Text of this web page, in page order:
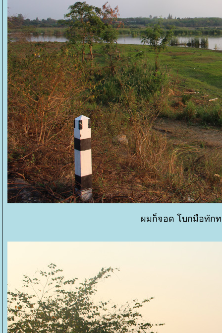
ผมก็จอด โบกมือทัก